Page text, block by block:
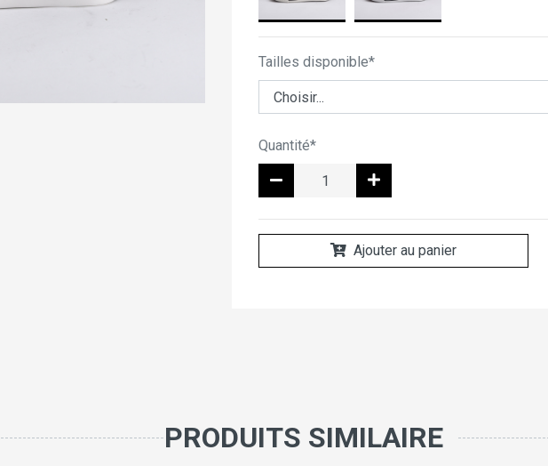
Tailles disponible*
Quantité*
Ajouter au panier
PRODUITS SIMILAIRE